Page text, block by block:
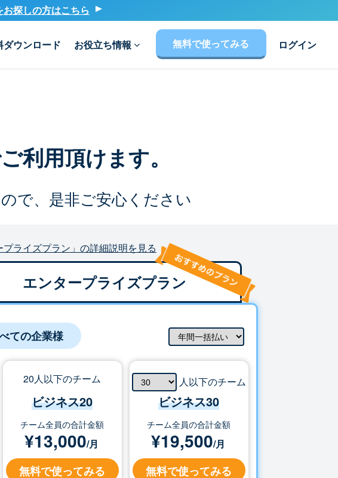
お探しの方はこちら
ダウンロード お役立ち情報 無料で使ってみる ログイン
利用頂けます。
で、是非ご安心ください
プライズプラン」の詳細説明を見る
エンタープライズプラン
ての企業様
20人以下のチーム
ビジネス20
チーム全員の合計金額
¥13,000/月
無料で使ってみる
人以下のチーム
ビジネス30
チーム全員の合計金額
¥19,500/月
無料で使ってみる